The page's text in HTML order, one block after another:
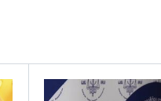
გადახედვა